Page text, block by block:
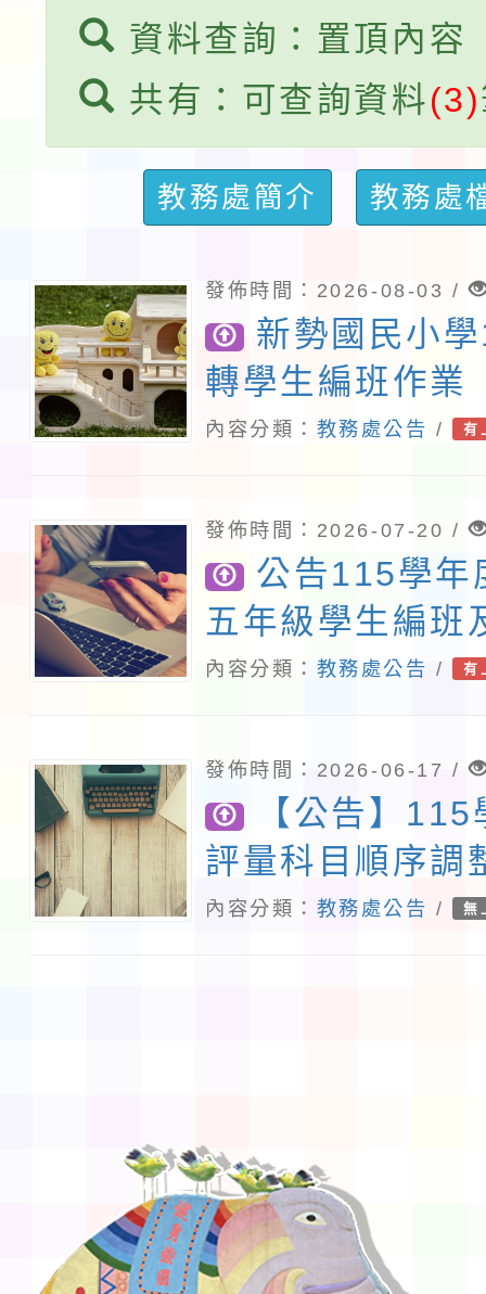
請一案
資料查詢：置頂內容
共有：可查詢資料(3)
教務處簡介 教務處
發佈時間：2026-08-03 /
新勢國民小
轉學生編班作業
內容分類： 教務處公告 / 有
發佈時間：2026-07-20 /
公告115學年
五年級學生編班
名單
內容分類： 教務處公告 / 有
發佈時間：2026-06-17 /
【公告】
評量科目順序調
內容分類： 教務處公告 / 無